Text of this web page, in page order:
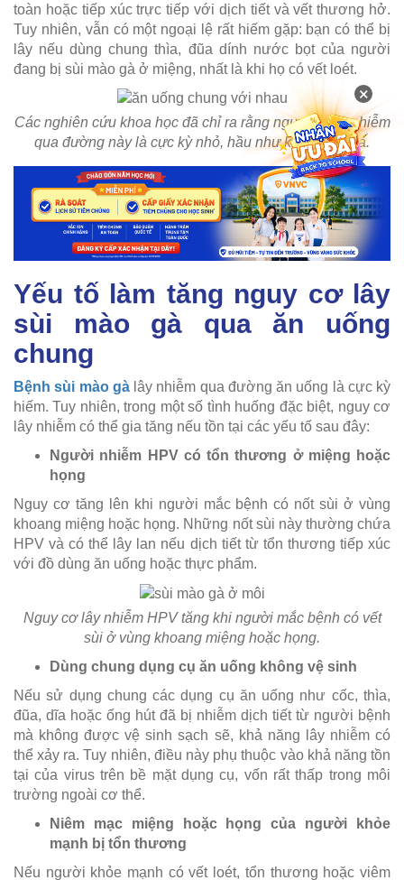
toàn hoặc tiếp xúc trực tiếp với dịch tiết và vết thương hở.
Tuy nhiên, vẫn có một ngoại lệ rất hiếm gặp: bạn có thể bị
lây nếu dùng chung thìa, đũa dính nước bọt của người
đang bị sùi mào gà ở miệng, nhất là khi họ có vết loét.
Các nghiên cứu khoa học đã chỉ ra rằng nguy cơ lây nhiễm
qua đường này là cực kỳ nhỏ, hầu như không xảy ra.
Yếu tố làm tăng nguy cơ lây
sùi mào gà qua ăn uống
chung
Bệnh sùi mào gàlây nhiễm qua đường ăn uống là cực kỳ
hiếm. Tuy nhiên, trong một số tình huống đặc biệt, nguy cơ
lây nhiễm có thể gia tăng nếu tồn tại các yếu tố sau đây:
Người nhiễm HPV có tổn thương ở miệng hoặc
họng
Nguy cơ tăng lên khi người mắc bệnh có nốt sùi ở vùng
khoang miệng hoặc họng. Những nốt sùi này thường chứa
HPV và có thể lây lan nếu dịch tiết từ tổn thương tiếp xúc
với đồ dùng ăn uống hoặc thực phẩm.
Nguy cơ lây nhiễm HPV tăng khi người mắc bệnh có vết
sùi ở vùng khoang miệng hoặc họng.
Dùng chung dụng cụ ăn uống không vệ sinh
Nếu sử dụng chung các dụng cụ ăn uống như cốc, thìa,
đũa, dĩa hoặc ống hút đã bị nhiễm dịch tiết từ người bệnh
mà không được vệ sinh sạch sẽ, khả năng lây nhiễm có
thể xảy ra. Tuy nhiên, điều này phụ thuộc vào khả năng tồn
tại của virus trên bề mặt dụng cụ, vốn rất thấp trong môi
trường ngoài cơ thể.
Niêm mạc miệng hoặc họng của người khỏe
mạnh bị tổn thương
Nếu người khỏe mạnh có vết loét, tổn thương hoặc viêm
×